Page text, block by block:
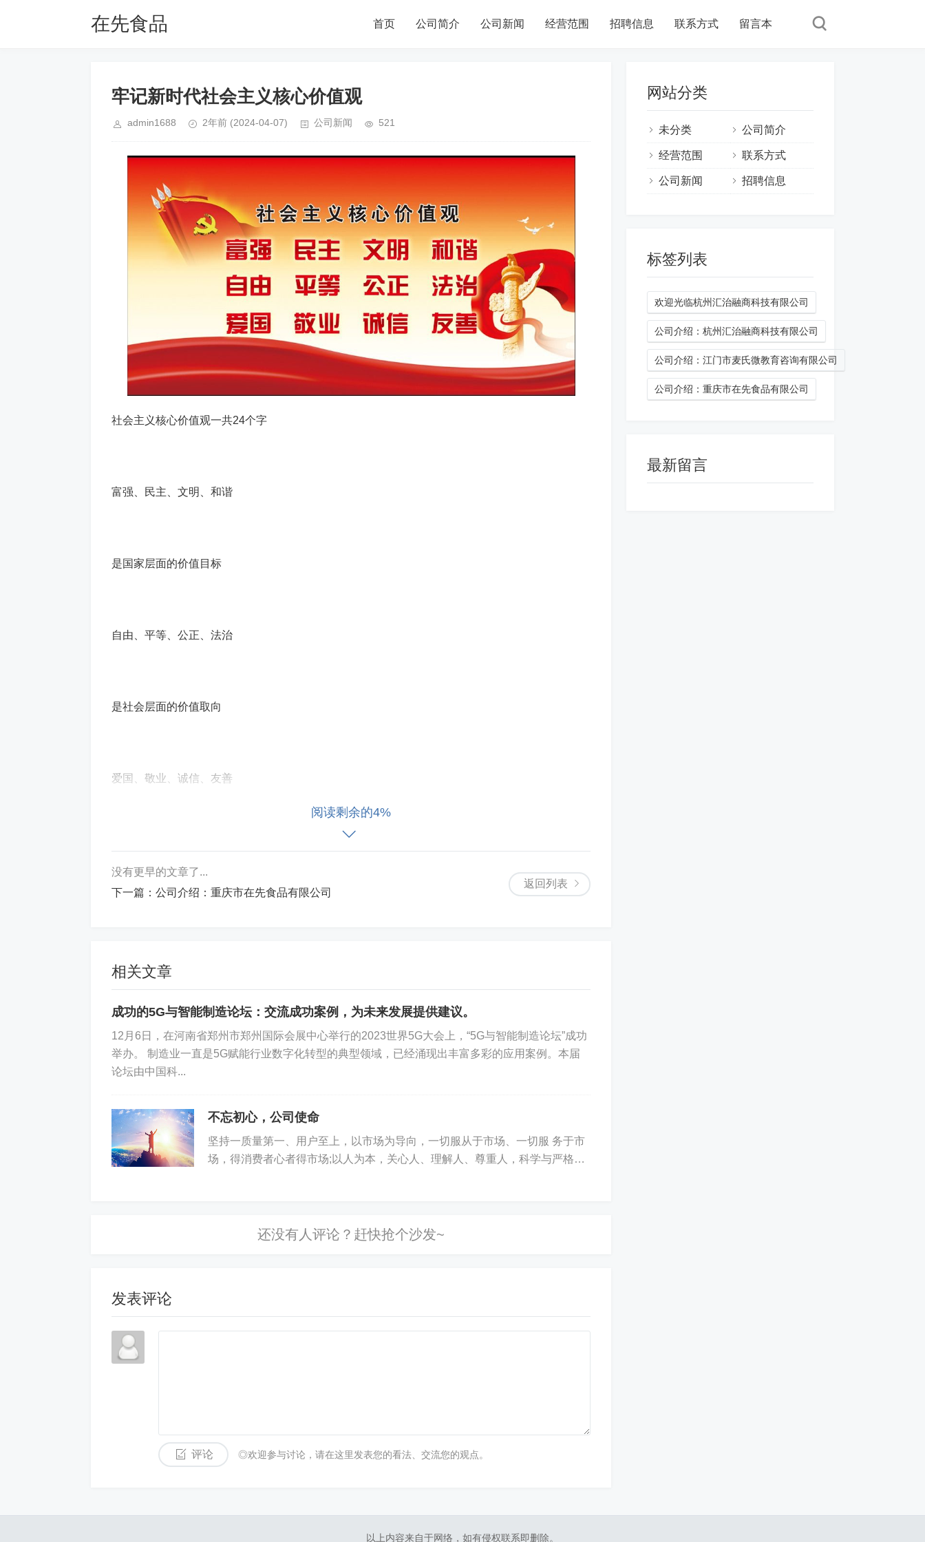
在先食品 首页 公司简介 公司新闻 经营范围 招聘信息 联系方式 留言本
牢记新时代社会主义核心价值观
admin1688 2年前 (2024-04-07) 公司新闻 521
社会主义核心价值观一共24个字
富强、民主、文明、和谐
是国家层面的价值目标
自由、平等、公正、法治
是社会层面的价值取向
爱国、敬业、诚信、友善
是公民个人层面的价值准则
阅读剩余的4%
返回列表
没有更早的文章了...
下一篇： 公司介绍：重庆市在先食品有限公司
相关文章
成功的5G与智能制造论坛：交流成功案例，为未来发展提供建议。
12月6日，在河南省郑州市郑州国际会展中心举行的2023世界5G大会上，“5G与智能制造论坛”成功
举办。 制造业一直是5G赋能行业数字化转型的典型领域，已经涌现出丰富多彩的应用案例。本届
论坛由中国科...
不忘初心，公司使命
坚持一质量第一、用户至上，以市场为导向，一切服从于市场、一切服 务于市
场，得消费者心者得市场;以人为本，关心人、理解人、尊重人，科学与严格相
发表评论
评论 ◎欢迎参与讨论，请在这里发表您的看法、交流您的观点。
网站分类
未分类 公司简介
经营范围 联系方式
公司新闻 招聘信息
标签列表
欢迎光临杭州汇治融商科技有限公司
公司介绍：杭州汇治融商科技有限公司
公司介绍：江门市麦氏微教育咨询有限公司
公司介绍：重庆市在先食品有限公司
最新留言
以上内容来自于网络，如有侵权联系即删除。